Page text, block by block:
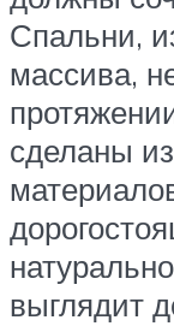
Спальни,
массива,
сделаны
выглядит